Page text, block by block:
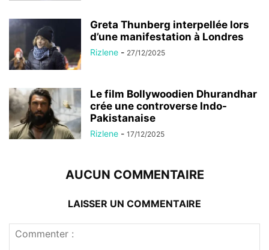
Greta Thunberg interpellée lors
d’une manifestation à Londres
Rizlene - 27/12/2025
Le film Bollywoodien Dhurandhar
crée une controverse Indo-
Pakistanaise
Rizlene - 17/12/2025
AUCUN COMMENTAIRE
LAISSER UN COMMENTAIRE